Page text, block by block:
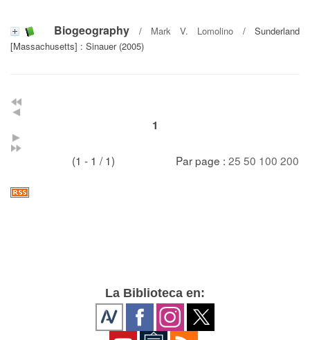
Biogeography / Mark V. Lomolino / Sunderland
[Massachusetts] : Sinauer (2005)
1
(1 - 1 / 1) Par page : 25 50 100 200
La Biblioteca en: